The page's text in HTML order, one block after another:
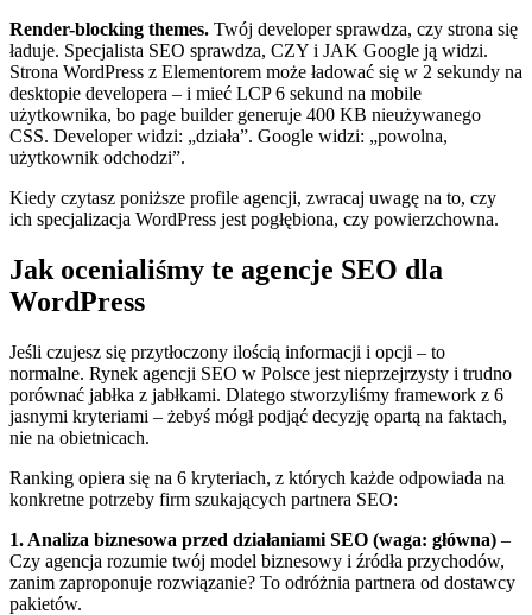
Render-blocking themes. Twój developer sprawdza, czy strona się
ładuje. Specjalista SEO sprawdza, CZY i JAK Google ją widzi.
Strona WordPress z Elementorem może ładować się w 2 sekundy na
desktopie developera – i mieć LCP 6 sekund na mobile
użytkownika, bo page builder generuje 400 KB nieużywanego
CSS. Developer widzi: „działa”. Google widzi: „powolna,
użytkownik odchodzi”.
Kiedy czytasz poniższe profile agencji, zwracaj uwagę na to, czy
ich specjalizacja WordPress jest pogłębiona, czy powierzchowna.
Jak ocenialiśmy te agencje SEO dla
WordPress
Jeśli czujesz się przytłoczony ilością informacji i opcji – to
normalne. Rynek agencji SEO w Polsce jest nieprzejrzysty i trudno
porównać jabłka z jabłkami. Dlatego stworzyliśmy framework z 6
jasnymi kryteriami – żebyś mógł podjąć decyzję opartą na faktach,
nie na obietnicach.
Ranking opiera się na 6 kryteriach, z których każde odpowiada na
konkretne potrzeby firm szukających partnera SEO:
1. Analiza biznesowa przed działaniami SEO (waga: główna) –
Czy agencja rozumie twój model biznesowy i źródła przychodów,
zanim zaproponuje rozwiązanie? To odróżnia partnera od dostawcy
pakietów.